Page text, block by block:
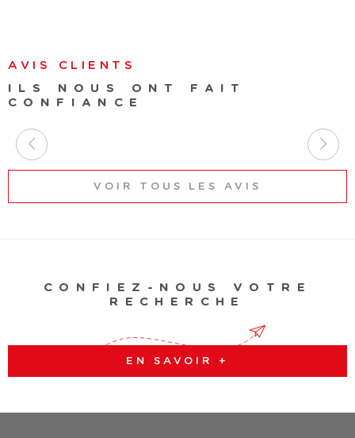
AVIS CLIENTS
ILS NOUS ONT FAIT
CONFIANCE
VOIR TOUS LES AVIS
CONFIEZ-NOUS VOTRE
RECHERCHE
EN SAVOIR +